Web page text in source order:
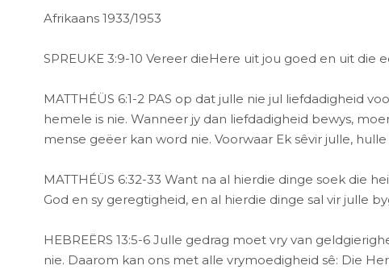
Afrikaans 1933/1953
SPREUKE 3:9-10 Vereer dieHere uit jou goed en uit
MATTHÉÜS 6:1-2 PAS op dat julle nie jul liefdadigheid
hemele is nie. Wanneer jy dan liefdadigheid bewys,
mense geëer kan word nie. Voorwaar Ek sêvir julle,
MATTHÉÜS 6:32-33 Want na al hierdie dinge soek die
God en sy geregtigheid, en al hierdie dinge sal vir julle
HEBREËRS 13:5-6 Julle gedrag moet vry van
nie. Daarom kan ons met alle vrymoedigheid sê: Die